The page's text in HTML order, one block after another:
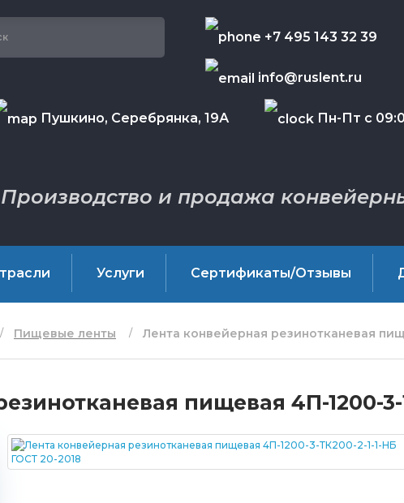
Пушкино, Серебрянка, 19А Пн-Пт с
+7 495 143 32 39
info@ruslent.ru
Производство и продажа
Услуги Сертификаты/Отзывы
Пищевые ленты Лента конвейерная резинотканевая
пищевая 4П-1200-3-